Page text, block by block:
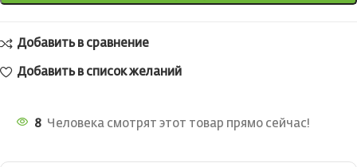
Добавить в сравнение
Добавить в список желаний
8 Человека смотрят этот товар прямо сейчас!